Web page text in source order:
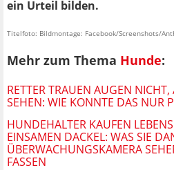
ein Urteil bilden.
Titelfoto: Bildmontage: Facebook/Screenshots/
Mehr zum Thema Hunde:
RETTER TRAUEN AUGEN NICHT,
EHEN: WIE KONNTE DAS NUR
HUNDEHALTER KAUFEN
EINSAMEN DACKEL: WAS SIE
ÜBERWACHUNGSKAMERA
FASSEN